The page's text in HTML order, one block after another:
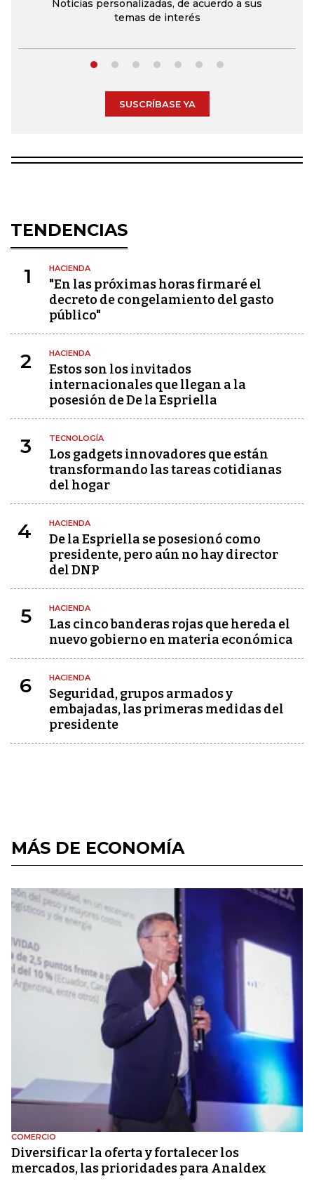
Noticias personalizadas, de acuerdo a sus
temas de interés
SUSCRÍBASE YA
TENDENCIAS
1 HACIENDA
"En las próximas horas firmaré el
decreto de congelamiento del gasto
público"
2 HACIENDA
Estos son los invitados
internacionales que llegan a la
posesión de De la Espriella
3 TECNOLOGÍA
Los gadgets innovadores que están
transformando las tareas cotidianas
del hogar
4 HACIENDA
De la Espriella se posesionó como
presidente, pero aún no hay director
del DNP
5 HACIENDA
Las cinco banderas rojas que hereda el
nuevo gobierno en materia económica
6 HACIENDA
Seguridad, grupos armados y
embajadas, las primeras medidas del
presidente
MÁS DE ECONOMÍA
COMERCIO
Diversificar la oferta y fortalecer los
mercados, las prioridades para Analdex